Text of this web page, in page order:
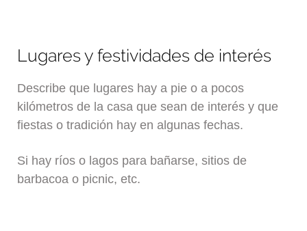
Lugares y festividades de interés
Describe que lugares hay a pie o a pocos
kilómetros de la casa que sean de interés y que
fiestas o tradición hay en algunas fechas.
Si hay ríos o lagos para bañarse, sitios de
barbacoa o picnic, etc.